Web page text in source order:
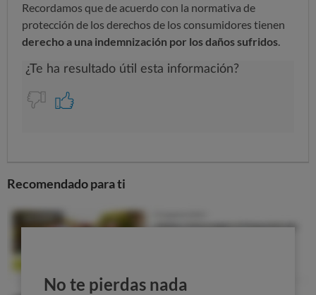
Recordamos que de acuerdo con la normativa de
protección de los derechos de los consumidores tienen
derecho a una indemnización por los daños sufridos
Recomendado para ti
No te pierdas nada